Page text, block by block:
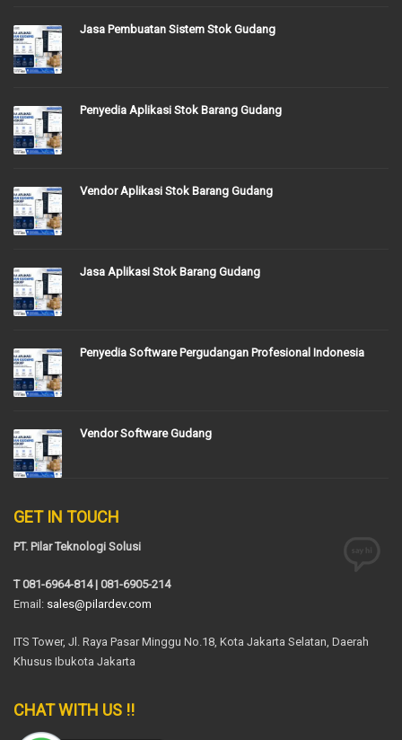
Jasa Pembuatan Sistem Stok Gudang
Penyedia Aplikasi Stok Barang Gudang
Vendor Aplikasi Stok Barang Gudang
Jasa Aplikasi Stok Barang Gudang
Penyedia Software Pergudangan Profesional Indonesia
Vendor Software Gudang
GET IN TOUCH
PT. Pilar Teknologi Solusi
T 081-6964-814 | 081-6905-214
Email: sales@pilardev.com
ITS Tower, Jl. Raya Pasar Minggu No.18, Kota Jakarta Selatan, Daerah
Khusus Ibukota Jakarta
CHAT WITH US !!